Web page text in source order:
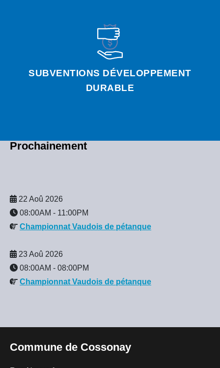
SUBVENTIONS DÉVELOPPEMENT
DURABLE
Prochainement
22 Aoû 2026
08:00AM - 11:00PM
Championnat Vaudois de pétanque
23 Aoû 2026
08:00AM - 08:00PM
Championnat Vaudois de pétanque
Commune de Cossonay